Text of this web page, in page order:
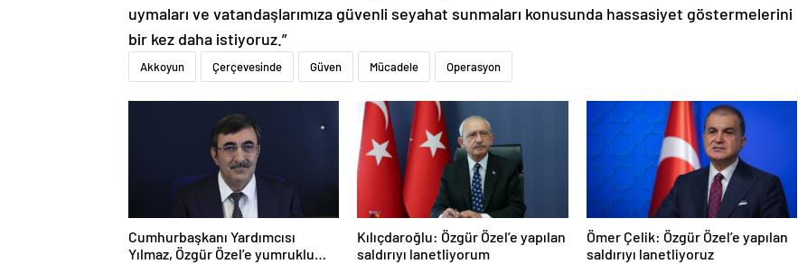
uymaları ve vatandaşlarımıza güvenli seyahat sunmaları konusunda hassasiyet göstermelerini
bir kez daha istiyoruz.”
Akkoyun Çerçevesinde Güven Mücadele Operasyon
Cumhurbaşkanı Yardımcısı
Yılmaz, Özgür Özel’e yumruklu
Kılıçdaroğlu: Özgür Özel’e yapılan
saldırıyı lanetliyorum
Ömer Çelik: Özgür Özel’e yapılan
saldırıyı lanetliyoruz